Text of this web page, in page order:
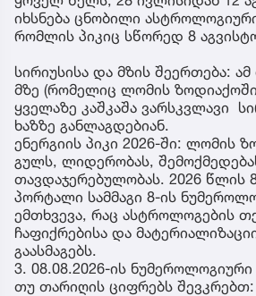
იხსნება ცნობილი
რომლის პიკიც სწორედ 8
სირიუსისა და მზის შეერთება:
მზე (რომელიც ლომის
ყველაზე კაშკაშა ვარსკვლავი
ხაზზე განლაგდებიან.
ენერგიის პიკი 2026-ში: ლომის
გულს, ლიდერობას,
თავდაჯერებულობას. 2026 წლის
პორტალი სამმაგი 8-ის
ემთხვევა, რაც ასტროლოგების
ჩაფიქრებისა და
გაასმაგებს.
3. 08.08.2026-ის
თუ თარიღის ციფრებს შევკრებთ: